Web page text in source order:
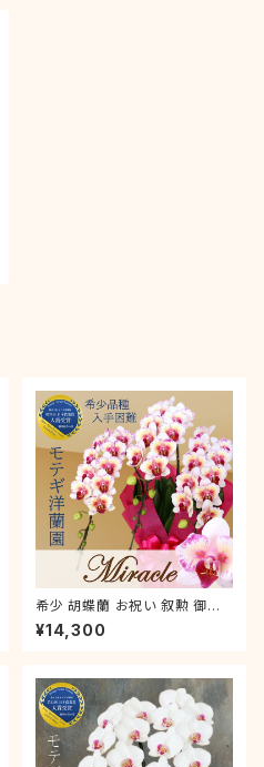
希少 胡蝶蘭 お祝い 叙勲 御歳
暮 「 ミラクル 」 3本立 ラッピン
グ付き 数量限定販売 奇跡の胡
¥14,300